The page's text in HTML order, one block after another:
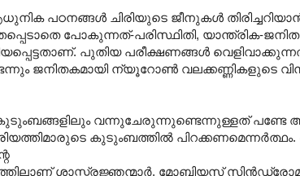
പഠനങ്ങൾ ചിരിയുടെ ജീനുകൾ
പോകുന്നത്-പരിസ്ഥിതി, യാന്ത്രിക-
പുതിയ പരീക്ഷണങ്ങൾ
ജനിതകമായി ന്യൂറോൺ വലക്കണ്ണികളുടെ
വന്നുചേരുന്നുണ്ടെന്നുള്ളത് പണ്ടേ
കുടുംബത്തിൽ
ശാസ്ത്രജ്ഞന്മാർ. മോബിയസ്